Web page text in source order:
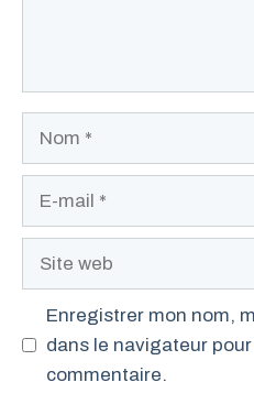
Enregistrer mon nom,
dans le navigateur
commentaire.